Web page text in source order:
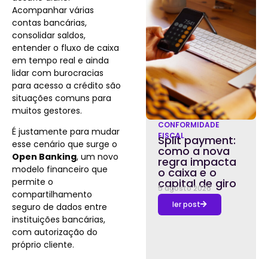
Acompanhar várias
contas bancárias,
consolidar saldos,
entender o fluxo de caixa
em tempo real e ainda
lidar com burocracias
para acesso a crédito são
situações comuns para
muitos gestores.
É justamente para mudar
esse cenário que surge o
Open Banking, um novo
modelo financeiro que
permite o
compartilhamento
seguro de dados entre
instituições bancárias,
com autorização do
próprio cliente.
CONFORMIDADE
FISCAL
Split payment:
como a nova
regra impacta
o caixa e o
capital de giro
5 agosto 2026
ler post